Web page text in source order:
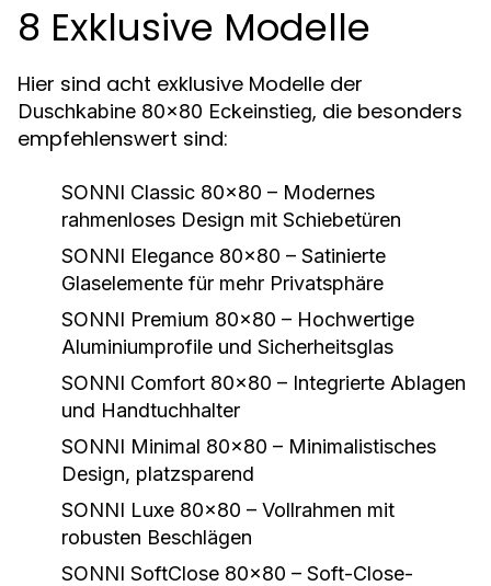
8 Exklusive Modelle
Hier sind acht exklusive Modelle der
Duschkabine 80x80 Eckeinstieg, die besonders
empfehlenswert sind:
SONNI Classic 80x80 – Modernes
rahmenloses Design mit Schiebetüren
SONNI Elegance 80x80 – Satinierte
Glaselemente für mehr Privatsphäre
SONNI Premium 80x80 – Hochwertige
Aluminiumprofile und Sicherheitsglas
SONNI Comfort 80x80 – Integrierte Ablagen
und Handtuchhalter
SONNI Minimal 80x80 – Minimalistisches
Design, platzsparend
SONNI Luxe 80x80 – Vollrahmen mit
robusten Beschlägen
SONNI SoftClose 80x80 – Soft-Close-